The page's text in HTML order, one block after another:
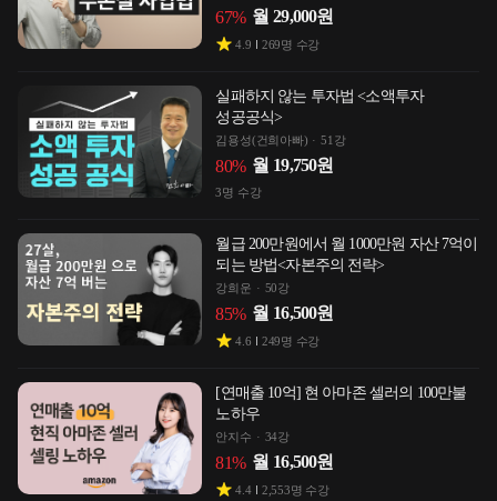
67% 월 29,000원
4.9 269명 수강
실패하지 않는 투자법 <소액투자
성공공식>
김용성(건희아빠) 51강
80% 월 19,750원
3명 수강
월급 200만원에서 월 1000만원 자산 7억이
되는 방법<자본주의 전략>
강희운 50강
85% 월 16,500원
4.6 249명 수강
[연매출 10억] 현 아마존 셀러의 100만불
노하우
안지수 34강
81% 월 16,500원
4.4 2,553명 수강